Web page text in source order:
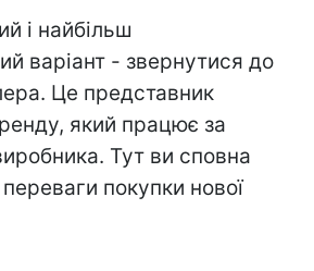
і найбільш
варіант - звернутися до
Це представник
який працює за
Тут ви сповна
переваги покупки нової